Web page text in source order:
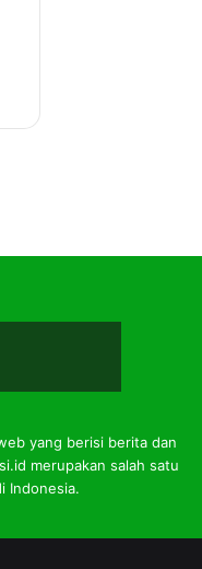
yang berisi berita dan
merupakan salah satu
Indonesia.